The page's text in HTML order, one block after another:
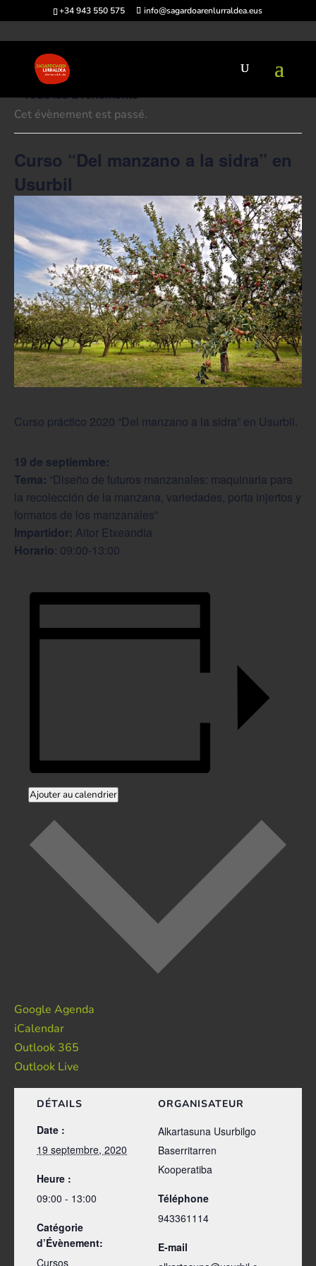
+34 943 550 575 info@sagardoarenlurraldea.eus
« Tous les Évènements
Cet évènement est passé.
Curso “Del manzano a la sidra” en
Usurbil
Curso práctico 2020 “Del manzano a la sidra” en Usurbil.
19 de septiembre:
Tema: “Diseño de futuros manzanales: maquinaria para
la recolección de la manzana, variedades, porta injertos y
formatos de los manzanales”
Impartidor: Aitor Etxeandia
Horario: 09:00-13:00
Ajouter au calendrier
Google Agenda
iCalendar
Outlook 365
Outlook Live
DÉTAILS
Date :
19 septembre, 2020
Heure :
09:00 - 13:00
Catégorie
d’Évènement:
Cursos
ORGANISATEUR
Alkartasuna Usurbilgo
Baserritarren
Kooperatiba
Téléphone
943361114
E-mail